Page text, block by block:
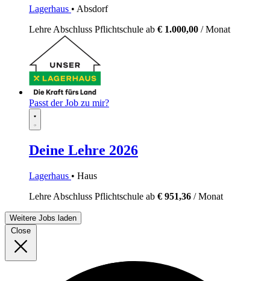
Lagerhaus • Absdorf
Lehre Abschluss Pflichtschule ab € 1.000,00 / Monat
Passt der Job zu mir?
Deine Lehre 2026
Lagerhaus • Haus
Lehre Abschluss Pflichtschule ab € 951,36 / Monat
Weitere Jobs laden
Close